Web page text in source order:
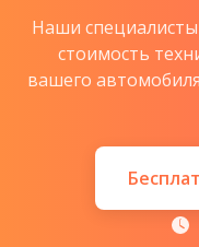
Наши
стоимость
вашего